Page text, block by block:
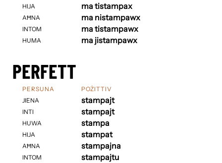
HIJA
AĦNA
INTOM
HUMA
ma tistampax
ma nistampawx
ma tistampawx
ma jistampawx
PERFETT
PERSUNA
JIENA
INTI
HUWA
HIJA
AĦNA
INTOM
POŻITTIV
stampajt
stampajt
stampa
stampat
stampajna
stampajtu